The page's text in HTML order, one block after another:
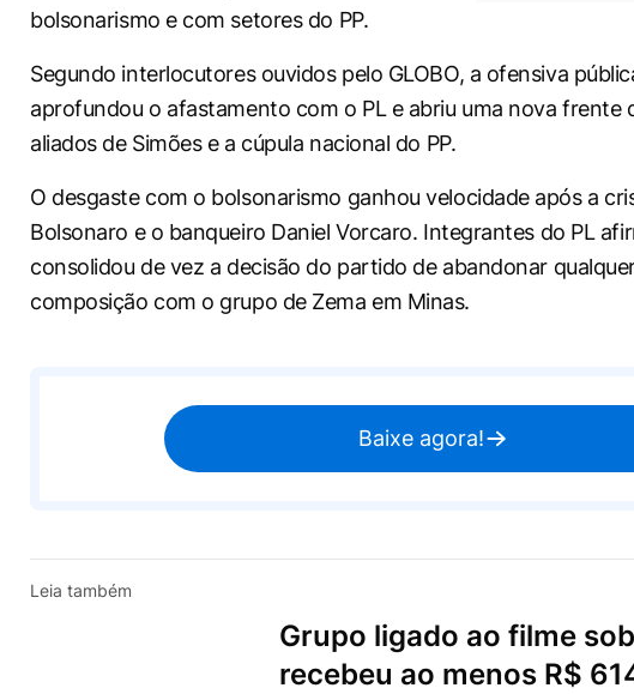
bolsonarismo e com setores do PP.
Segundo interlocutores ouvidos pelo GLOBO, a ofensiva
aprofundou o afastamento com o PL e abriu uma nova frente
aliados de Simões e a cúpula nacional do PP.
O desgaste com o bolsonarismo ganhou velocidade após a
Bolsonaro e o banqueiro Daniel Vorcaro. Integrantes do PL
consolidou de vez a decisão do partido de abandonar
composição com o grupo de Zema em Minas.
Baixe agora!
Leia também
Grupo ligado ao filme
recebeu ao menos R$